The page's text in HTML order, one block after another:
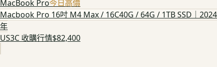
MacBook Pro今日高價
Macbook Pro 16吋 M4 Max / 16C40G / 64G / 1TB SSD｜2024
年
US3C 收購行情$82,400